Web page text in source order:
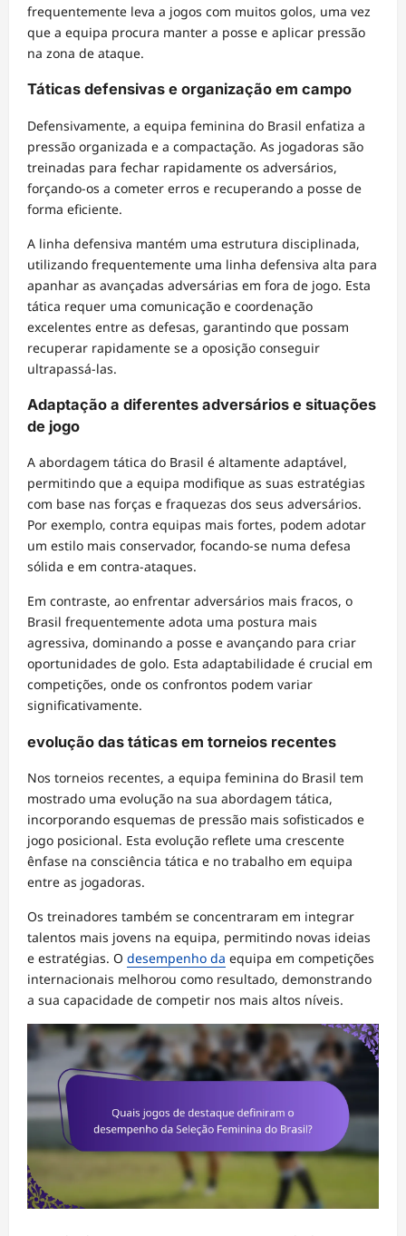
frequentemente leva a jogos com muitos golos, uma vez
que a equipa procura manter a posse e aplicar pressão
na zona de ataque.
Táticas defensivas e organização em campo
Defensivamente, a equipa feminina do Brasil enfatiza a
pressão organizada e a compactação. As jogadoras são
treinadas para fechar rapidamente os adversários,
forçando-os a cometer erros e recuperando a posse de
forma eficiente.
A linha defensiva mantém uma estrutura disciplinada,
utilizando frequentemente uma linha defensiva alta para
apanhar as avançadas adversárias em fora de jogo. Esta
tática requer uma comunicação e coordenação
excelentes entre as defesas, garantindo que possam
recuperar rapidamente se a oposição conseguir
ultrapassá-las.
Adaptação a diferentes adversários e situações
de jogo
A abordagem tática do Brasil é altamente adaptável,
permitindo que a equipa modifique as suas estratégias
com base nas forças e fraquezas dos seus adversários.
Por exemplo, contra equipas mais fortes, podem adotar
um estilo mais conservador, focando-se numa defesa
sólida e em contra-ataques.
Em contraste, ao enfrentar adversários mais fracos, o
Brasil frequentemente adota uma postura mais
agressiva, dominando a posse e avançando para criar
oportunidades de golo. Esta adaptabilidade é crucial em
competições, onde os confrontos podem variar
significativamente.
evolução das táticas em torneios recentes
Nos torneios recentes, a equipa feminina do Brasil tem
mostrado uma evolução na sua abordagem tática,
incorporando esquemas de pressão mais sofisticados e
jogo posicional. Esta evolução reflete uma crescente
ênfase na consciência tática e no trabalho em equipa
entre as jogadoras.
Os treinadores também se concentraram em integrar
talentos mais jovens na equipa, permitindo novas ideias
e estratégias. O desempenho da equipa em competições
internacionais melhorou como resultado, demonstrando
a sua capacidade de competir nos mais altos níveis.